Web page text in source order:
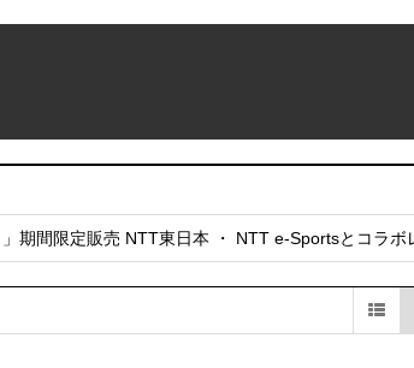
のお知らせ
期間限定販売 NTT東日本 ・ NTT e-Sportsとコラボ